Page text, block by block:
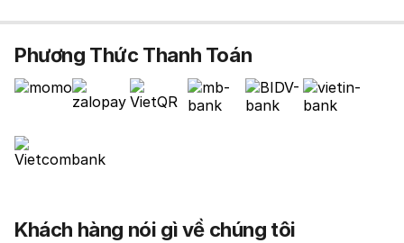
Phương Thức Thanh Toán
Khách hàng nói gì về chúng tôi